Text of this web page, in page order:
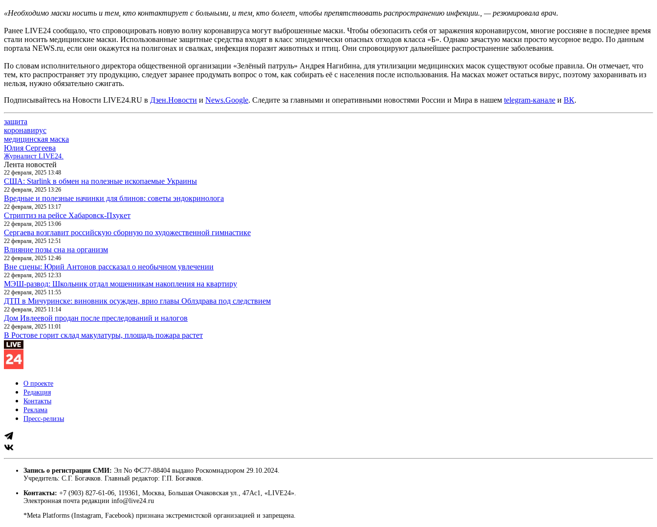
«Необходимо маски носить и тем, кто контактирует с больными, и тем, кто болеет, чтобы препятствовать распространению инфекции., — резюмировала врач.
Ранее LIVE24 сообщало, что спровоцировать новую волну коронавируса могут выброшенные маски. Чтобы обезопасить себя от заражения коронавирусом, многие россияне в последнее время
стали носить медицинские маски. Использованные защитные средства входят в класс эпидемически опасных отходов класса «Б». Однако зачастую маски просто мусорное ведро. По данным
портала NEWS.ru, если они окажутся на полигонах и свалках, инфекция поразит животных и птиц. Они спровоцируют дальнейшее распространение заболевания.
По словам исполнительного директора общественной организации «Зелёный патруль» Андрея Нагибина, для утилизации медицинских масок существуют особые правила. Он отмечает, что
тем, кто распространяет эту продукцию, следует заранее продумать вопрос о том, как собирать её с населения после использования. На масках может остаться вирус, поэтому захоранивать из
нельзя, нужно обязательно сжигать.
Подписывайтесь на Новости LIVE24.RU в Дзен.Новости и News.Google. Следите за главными и оперативными новостями России и Мира в нашем telegram-канале и ВК.
защита
коронавирус
медицинская маска
Юлия Сергеева
Журналист LIVE24.
Лента новостей
22 февраля, 2025 13:48
США: Starlink в обмен на полезные ископаемые Украины
22 февраля, 2025 13:26
Вредные и полезные начинки для блинов: советы эндокринолога
22 февраля, 2025 13:17
Стриптиз на рейсе Хабаровск-Пхукет
22 февраля, 2025 13:06
Сергаева возглавит российскую сборную по художественной гимнастике
22 февраля, 2025 12:51
Влияние позы сна на организм
22 февраля, 2025 12:46
Вне сцены: Юрий Антонов рассказал о необычном увлечении
22 февраля, 2025 12:33
МЭШ-развод: Школьник отдал мошенникам накопления на квартиру
22 февраля, 2025 11:55
ДТП в Мичуринске: виновник осужден, врио главы Облздрава под следствием
22 февраля, 2025 11:14
Дом Ивлеевой продан после преследований и налогов
22 февраля, 2025 11:01
В Ростове горит склад макулатуры, площадь пожара растет
О проекте
Редакция
Контакты
Реклама
Пресс-релизы
Запись о регистрации СМИ: Эл No ФС77-88404 выдано Роскомнадзором 29.10.2024.
Учредитель: С.Г. Богачков. Главный редактор: Г.П. Богачков.
Контакты: +7 (903) 827-61-06, 119361, Москва, Большая Очаковская ул., 47Ас1, «LIVE24».
Электронная почта редакции info@live24.ru
*Meta Platforms (Instagram, Facebook) признана экстремистской организацией и запрещена.